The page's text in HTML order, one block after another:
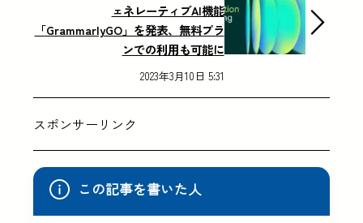
ェネレーティブAI機能
「GrammarlyGO」を発表、無料プラ
ンでの利用も可能に
2023年3月10日 5:31
スポンサーリンク
この記事を書いた人